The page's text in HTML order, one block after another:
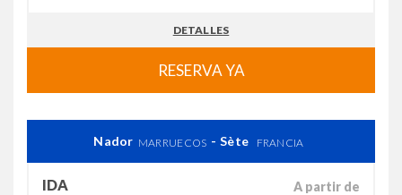
DETALLES
RESERVA YA
Nador MARRUECOS - Sète FRANCIA
IDA A partir de